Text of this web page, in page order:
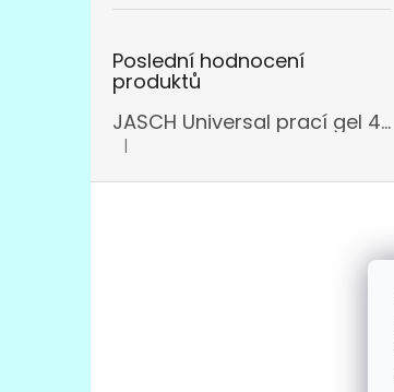
Poslední hodnocení
produktů
JASCH Universal prací gel 4,305l
Hodnocení produktu je 3 z 5 hvězdiček.
|